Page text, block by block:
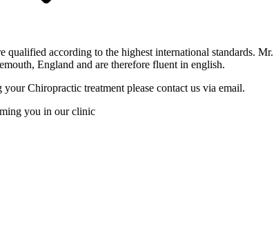
qualified according to the highest international standards.
England and are therefore fluent in english.
Chiropractic treatment please contact us via email.
you in our clinic